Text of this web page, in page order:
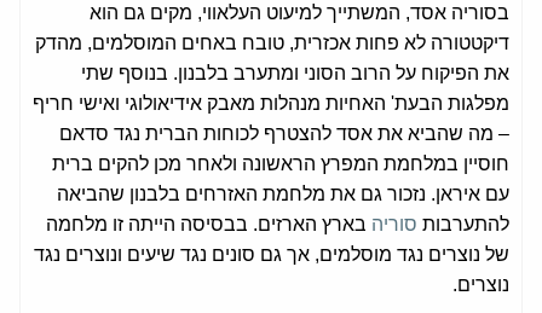
בסוריה אסד, המשתייך למיעוט העלאווי, מקים גם הוא
דיקטטורה לא פחות אכזרית, טובח באחים המוסלמים, מהדק
את הפיקוח על הרוב הסוני ומתערב בלבנון. בנוסף שתי
מפלגות הבעת' האחיות מנהלות מאבק אידיאולוגי ואישי חריף
– מה שהביא את אסד להצטרף לכוחות הברית נגד סדאם
חוסיין במלחמת המפרץ הראשונה ולאחר מכן להקים ברית
עם איראן. נזכור גם את מלחמת האזרחים בלבנון שהביאה
להתערבות סוריה בארץ הארזים. בבסיסה הייתה זו מלחמה
של נוצרים נגד מוסלמים, אך גם סונים נגד שיעים ונוצרים נגד
נוצרים.